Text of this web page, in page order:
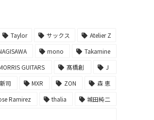
Taylor サックス
Atelier Z
mono
Takamine
GUITARS 髙橋創
J
司 MXR ZON
森 恵
Ramirez thalia
城田純二